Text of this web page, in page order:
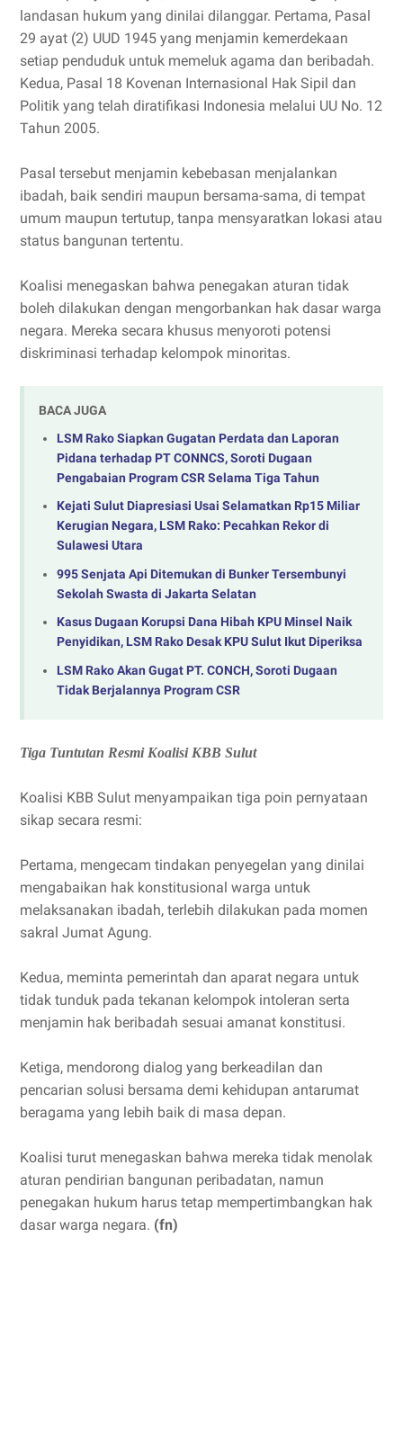
landasan hukum yang dinilai dilanggar. Pertama, Pasal
29 ayat (2) UUD 1945 yang menjamin kemerdekaan
setiap penduduk untuk memeluk agama dan beribadah.
Kedua, Pasal 18 Kovenan Internasional Hak Sipil dan
Politik yang telah diratifikasi Indonesia melalui UU No. 12
Tahun 2005.
Pasal tersebut menjamin kebebasan menjalankan
ibadah, baik sendiri maupun bersama-sama, di tempat
umum maupun tertutup, tanpa mensyaratkan lokasi atau
status bangunan tertentu.
Koalisi menegaskan bahwa penegakan aturan tidak
boleh dilakukan dengan mengorbankan hak dasar warga
negara. Mereka secara khusus menyoroti potensi
diskriminasi terhadap kelompok minoritas.
BACA JUGA
LSM Rako Siapkan Gugatan Perdata dan Laporan
Pidana terhadap PT CONNCS, Soroti Dugaan
Pengabaian Program CSR Selama Tiga Tahun
Kejati Sulut Diapresiasi Usai Selamatkan Rp15 Miliar
Kerugian Negara, LSM Rako: Pecahkan Rekor di
Sulawesi Utara
995 Senjata Api Ditemukan di Bunker Tersembunyi
Sekolah Swasta di Jakarta Selatan
Kasus Dugaan Korupsi Dana Hibah KPU Minsel Naik
Penyidikan, LSM Rako Desak KPU Sulut Ikut Diperiksa
LSM Rako Akan Gugat PT. CONCH, Soroti Dugaan
Tidak Berjalannya Program CSR
Tiga Tuntutan Resmi Koalisi KBB Sulut
Koalisi KBB Sulut menyampaikan tiga poin pernyataan
sikap secara resmi:
Pertama, mengecam tindakan penyegelan yang dinilai
mengabaikan hak konstitusional warga untuk
melaksanakan ibadah, terlebih dilakukan pada momen
sakral Jumat Agung.
Kedua, meminta pemerintah dan aparat negara untuk
tidak tunduk pada tekanan kelompok intoleran serta
menjamin hak beribadah sesuai amanat konstitusi.
Ketiga, mendorong dialog yang berkeadilan dan
pencarian solusi bersama demi kehidupan antarumat
beragama yang lebih baik di masa depan.
Koalisi turut menegaskan bahwa mereka tidak menolak
aturan pendirian bangunan peribadatan, namun
penegakan hukum harus tetap mempertimbangkan hak
dasar warga negara. (fn)